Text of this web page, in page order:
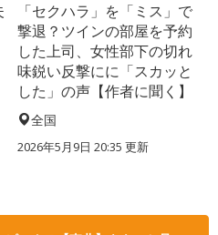
「セクハラ」を「ミス」で
撃退？ツインの部屋を予約
した上司、女性部下の切れ
味鋭い反撃にに「スカッと
した」の声【作者に聞く】
全国
2026年5月9日 20:35 更新